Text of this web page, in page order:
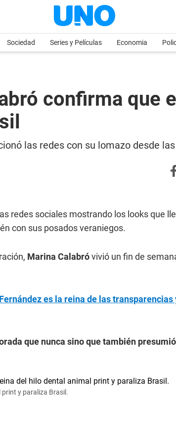
Sociedad Series y Películas Economia
confirma que
las redes con su lomazo desde
redes sociales mostrando los looks que
con sus posados veraniegos.
Marina Calabróvivió un fin de
es la reina de las transparencias
que nunca sino que también
y paraliza Brasil.